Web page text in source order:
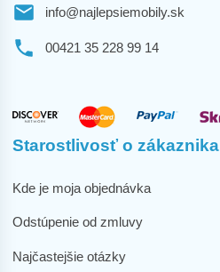
info@najlepsiemobily.sk
00421 35 228 99 14
Starostlivosť o zákaznika
Kde je moja objednávka
Odstúpenie od zmluvy
Najčastejšie otázky